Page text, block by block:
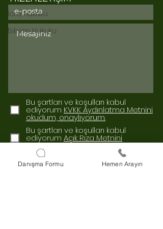
İcra Hukuku
Bilişim Hukuku
Bu şartları ve koşulları kabul
ediyorum KVKK Aydınlatma Metnini
okudum, onaylıyorum.
Bu şartları ve koşulları kabul
ediyorum Açık Rıza Metnini
okudum, onaylıyorum.
Gönder
Danışma Formu Hemen Arayın